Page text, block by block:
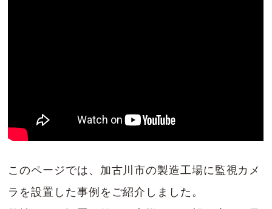
このページでは、加古川市の製造工場に監視カメ
ラを設置した事例をご紹介しました。